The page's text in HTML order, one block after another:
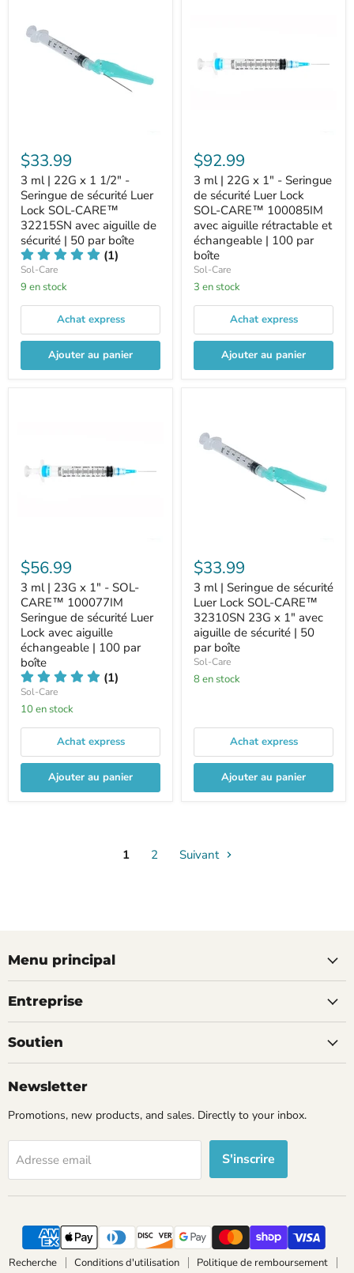
$33.99
3 ml | 22G x 1 1/2" -
Seringue de sécurité Luer
Lock SOL-CARE™
32215SN avec aiguille de
sécurité | 50 par boîte
(1)
Sol-Care
9 en stock
Achat express
Ajouter au panier
$92.99
3 ml | 22G x 1" - Seringue
de sécurité Luer Lock
SOL-CARE™ 100085IM
avec aiguille rétractable et
échangeable | 100 par
boîte
Sol-Care
3 en stock
Achat express
Ajouter au panier
$56.99
3 ml | 23G x 1" - SOL-
CARE™ 100077IM
Seringue de sécurité Luer
Lock avec aiguille
échangeable | 100 par
boîte
(1)
Sol-Care
10 en stock
Achat express
Ajouter au panier
$33.99
3 ml | Seringue de sécurité
Luer Lock SOL-CARE™
32310SN 23G x 1" avec
aiguille de sécurité | 50
par boîte
Sol-Care
8 en stock
Achat express
Ajouter au panier
1 2 Suivant
Menu principal
Entreprise
Soutien
Newsletter
Promotions, new products, and sales. Directly to your inbox.
Adresse email S'inscrire
Recherche Conditions d'utilisation
Politique de remboursement